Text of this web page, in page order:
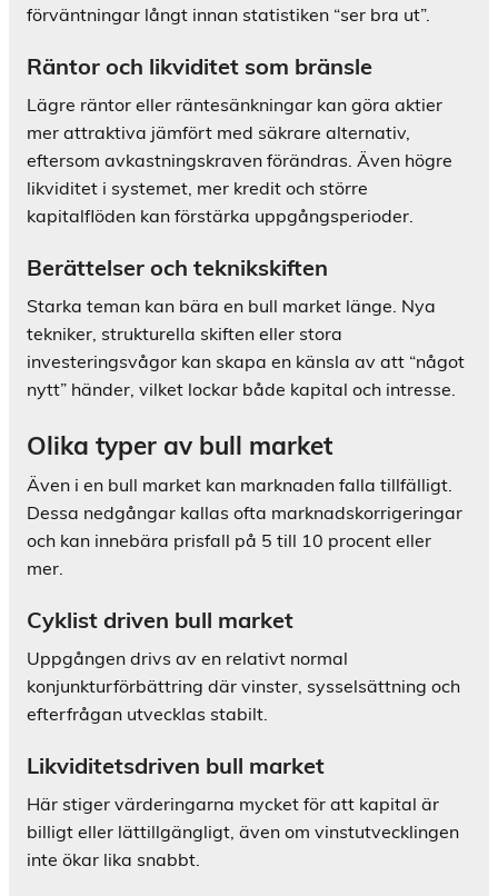
förväntningar långt innan statistiken “ser bra ut”.
Räntor och likviditet som bränsle
Lägre räntor eller räntesänkningar kan göra aktier
mer attraktiva jämfört med säkrare alternativ,
eftersom avkastningskraven förändras. Även högre
likviditet i systemet, mer kredit och större
kapitalflöden kan förstärka uppgångsperioder.
Berättelser och teknikskiften
Starka teman kan bära en bull market länge. Nya
tekniker, strukturella skiften eller stora
investeringsvågor kan skapa en känsla av att “något
nytt” händer, vilket lockar både kapital och intresse.
Olika typer av bull market
Även i en bull market kan marknaden falla tillfälligt.
Dessa nedgångar kallas ofta marknadskorrigeringar
och kan innebära prisfall på 5 till 10 procent eller
mer.
Cyklist driven bull market
Uppgången drivs av en relativt normal
konjunkturförbättring där vinster, sysselsättning och
efterfrågan utvecklas stabilt.
Likviditetsdriven bull market
Här stiger värderingarna mycket för att kapital är
billigt eller lättillgängligt, även om vinstutvecklingen
inte ökar lika snabbt.